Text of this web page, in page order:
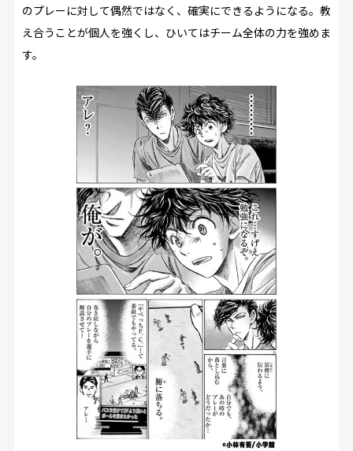
のプレーに対して偶然ではなく、確実にできるようになる。教
え合うことが個人を強くし、ひいてはチーム全体の力を強めま
す。